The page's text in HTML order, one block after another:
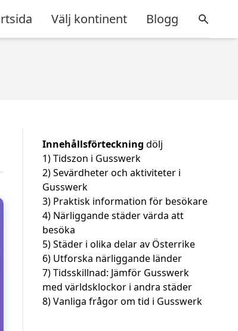
Välj kontinent Blogg
Innehållsförteckning dölj
1)Tidszon i Gusswerk
2)Sevärdheter och aktiviteter i
Gusswerk
3) Praktisk information för besökare
4) Närliggande städer värda att
besöka
5)Städer i olika delar av Österrike
6) Utforska närliggande länder
7)Tidsskillnad: Jämför Gusswerk
med världsklockor i andra städer
8)Vanliga frågor om tid i Gusswerk